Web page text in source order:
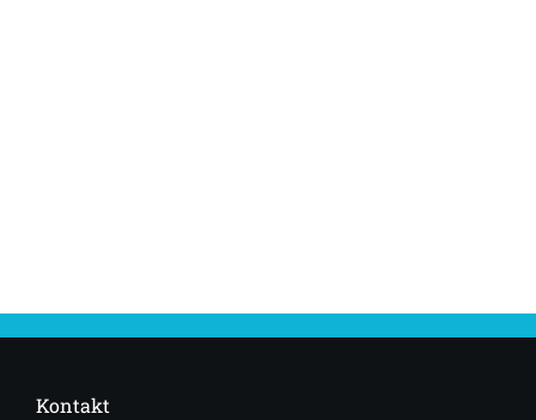
Kontakt